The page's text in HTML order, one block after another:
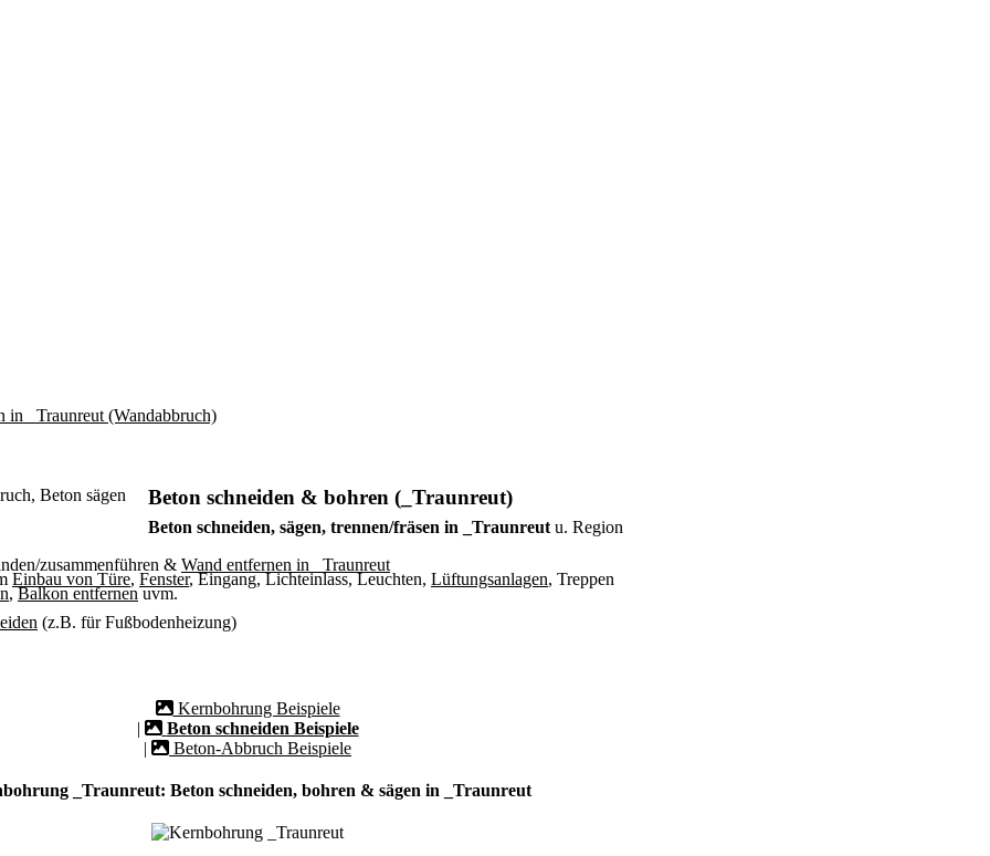
Beton schneiden & bohren (_Traunreut)
Beton schneiden, sägen, trennen/fräsen in _Traunreut u. Region
zusammenführen & Wand entfernen in _Traunreut
Einbau von Türe, Fenster, Eingang, Lichteinlass, Leuchten, Lüftungsanlagen, Treppen
,Balkon entfernenuvm.
(z.B. für Fußbodenheizung)
Kernbohrung Beispiele
|
Beton schneiden Beispiele
|
Beton-Abbruch Beispiele
_Traunreut: Beton schneiden, bohren & sägen in _Traunreut